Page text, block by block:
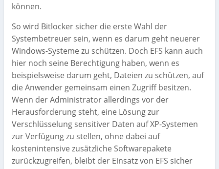
können.
So wird Bitlocker sicher die erste Wahl der
Systembetreuer sein, wenn es darum geht neuerer
Windows-Systeme zu schützen. Doch EFS kann auch
hier noch seine Berechtigung haben, wenn es
beispielsweise darum geht, Dateien zu schützen, auf
die Anwender gemeinsam einen Zugriff besitzen.
Wenn der Administrator allerdings vor der
Herausforderung steht, eine Lösung zur
Verschlüsselung sensitiver Daten auf XP-Systemen
zur Verfügung zu stellen, ohne dabei auf
kostenintensive zusätzliche Softwarepakete
zurückzugreifen, bleibt der Einsatz von EFS sicher